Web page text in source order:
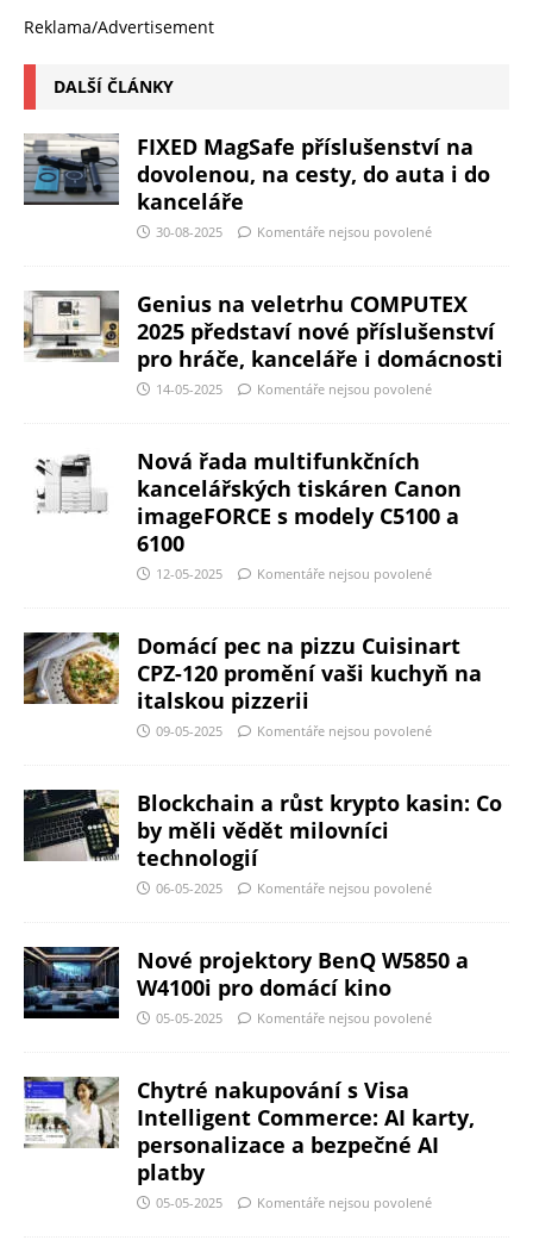
Reklama/Advertisement
DALŠÍ ČLÁNKY
FIXED MagSafe příslušenství na
dovolenou, na cesty, do auta i do
kanceláře
30-08-2025 Komentáře nejsou povolené
Genius na veletrhu COMPUTEX
2025 představí nové příslušenství
pro hráče, kanceláře i domácnosti
14-05-2025 Komentáře nejsou povolené
Nová řada multifunkčních
kancelářských tiskáren Canon
imageFORCE s modely C5100 a
6100
12-05-2025 Komentáře nejsou povolené
Domácí pec na pizzu Cuisinart
CPZ-120 promění vaši kuchyň na
italskou pizzerii
09-05-2025 Komentáře nejsou povolené
Blockchain a růst krypto kasin: Co
by měli vědět milovníci
technologií
06-05-2025 Komentáře nejsou povolené
Nové projektory BenQ W5850 a
W4100i pro domácí kino
05-05-2025 Komentáře nejsou povolené
Chytré nakupování s Visa
Intelligent Commerce: AI karty,
personalizace a bezpečné AI
platby
05-05-2025 Komentáře nejsou povolené